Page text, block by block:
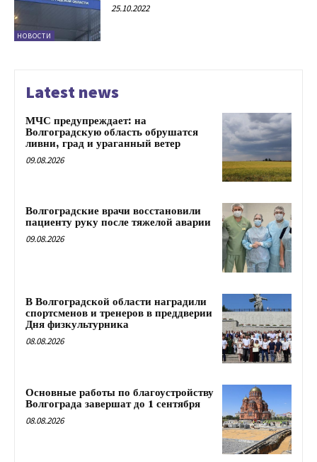
НОВОСТИ
25.10.2022
Latest news
МЧС предупреждает: на
Волгоградскую область обрушатся
ливни, град и ураганный ветер
09.08.2026
Волгоградские врачи восстановили
пациенту руку после тяжелой аварии
09.08.2026
В Волгоградской области наградили
спортсменов и тренеров в преддверии
Дня физкультурника
08.08.2026
Основные работы по благоустройству
Волгограда завершат до 1 сентября
08.08.2026